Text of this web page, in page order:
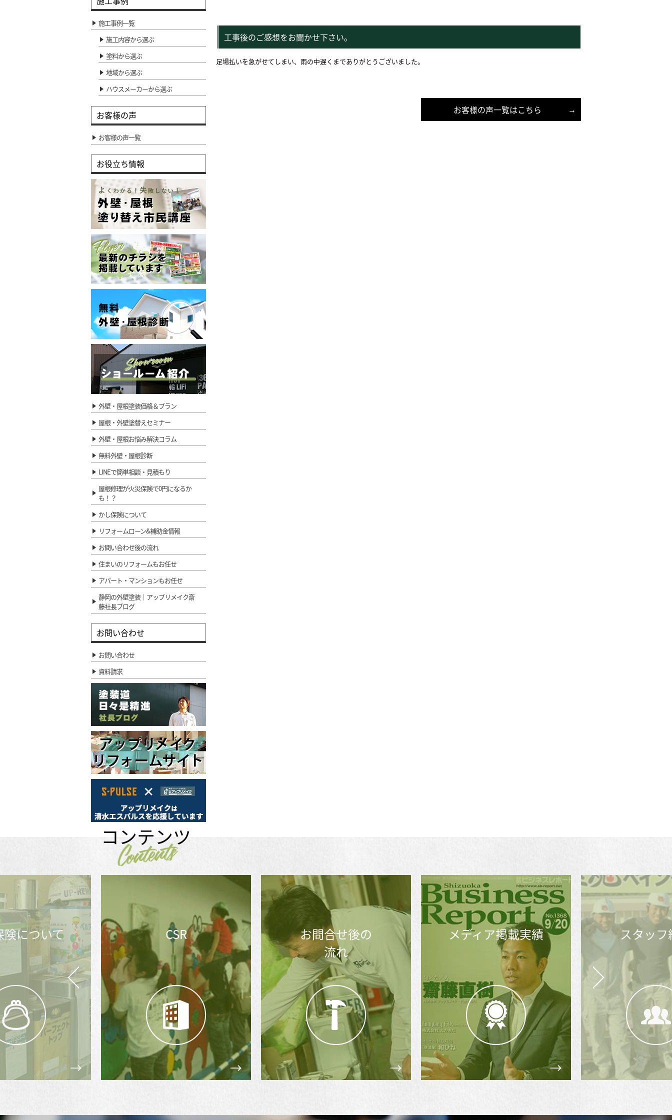
工事後のご感想をお聞かせ下さい。
足場払いを急がせてしまい、雨の中遅くまでありがとうございました。
お客様の声一覧はこちら
施工事例一覧
施工内容から選ぶ
塗料から選ぶ
地域から選ぶ
ハウスメーカーから選ぶ
お客様の声
お客様の声一覧
お役立ち情報
外壁・屋根塗装価格＆プラン
屋根・外壁塗替えセミナー
外壁・屋根お悩み解決コラム
無料外壁・屋根診断
LINEで簡単相談・見積もり
屋根修理が火災保険で0円になるか
も！？
かし保険について
リフォームローン&補助金情報
お問い合わせ後の流れ
住まいのリフォームもお任せ
アパート・マンションもお任せ
静岡の外壁塗装｜アップリメイク斎
藤社長ブログ
お問い合わせ
お問い合わせ
資料請求
コンテンツ
Contents
CSR
お問合せ後の
流れ
メディア掲載実績 スタッフ紹介
外壁・
塗り替え
Prev
Next